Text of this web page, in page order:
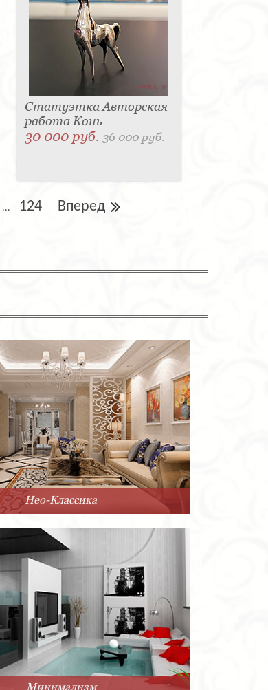
Статуэтка Авторская
работа Конь
30 000 руб.36 000 руб.
... 124 Вперед
Нео-Классика
Минимализм